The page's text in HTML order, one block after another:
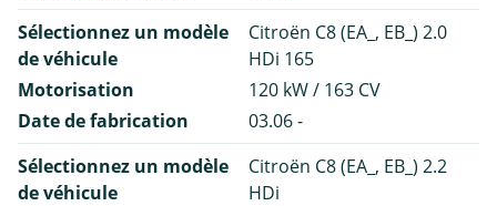
Sélectionnez un modèle
de véhicule
Citroën C8 (EA_, EB_) 2.0
HDi 165
Motorisation
120 kW / 163 CV
Date de fabrication
03.06 -
Sélectionnez un modèle
de véhicule
Citroën C8 (EA_, EB_) 2.2
HDi